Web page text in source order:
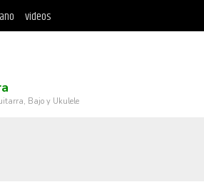
videos
Bajo y Ukulele